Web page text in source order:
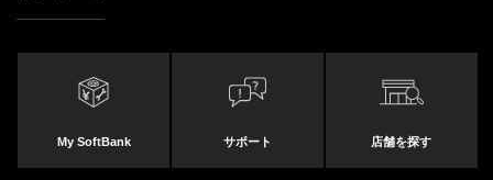
My SoftBank サポート 店舗を探す